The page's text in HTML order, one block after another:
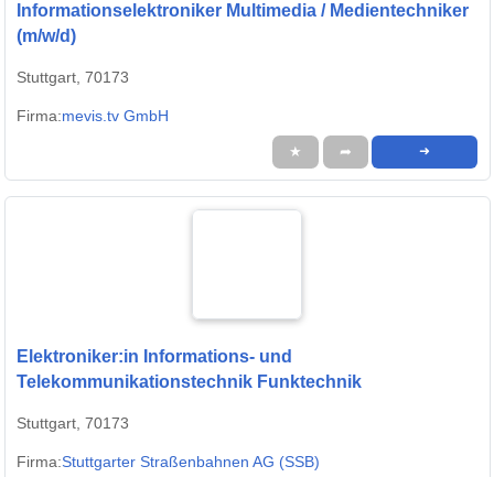
Informationselektroniker Multimedia / Medientechniker
(m/w/d)
Stuttgart, 70173
Firma:mevis.tv GmbH
★ ➦ ➜
Elektroniker:in Informations- und
Telekommunikationstechnik Funktechnik
Stuttgart, 70173
Firma:Stuttgarter Straßenbahnen AG (SSB)